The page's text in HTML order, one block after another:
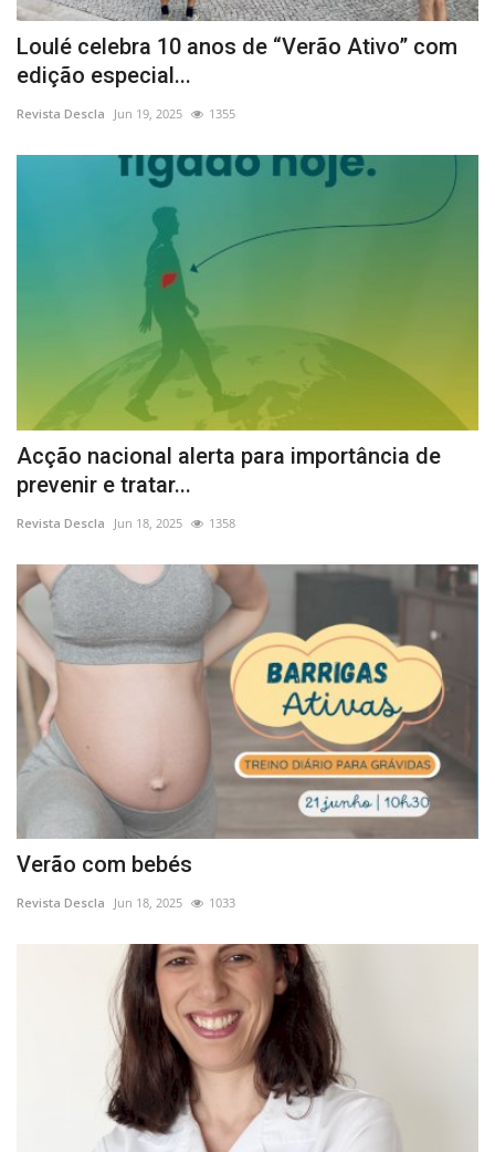
Loulé celebra 10 anos de “Verão Ativo” com
edição especial...
Revista Descla Jun 19, 2025 1355
Acção nacional alerta para importância de
prevenir e tratar...
Revista Descla Jun 18, 2025 1358
Verão com bebés
Revista Descla Jun 18, 2025 1033